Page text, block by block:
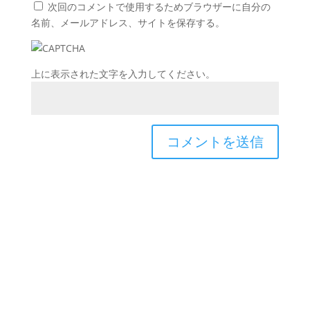
次回のコメントで使用するためブラウザーに自分の
名前、メールアドレス、サイトを保存する。
上に表示された文字を入力してください。